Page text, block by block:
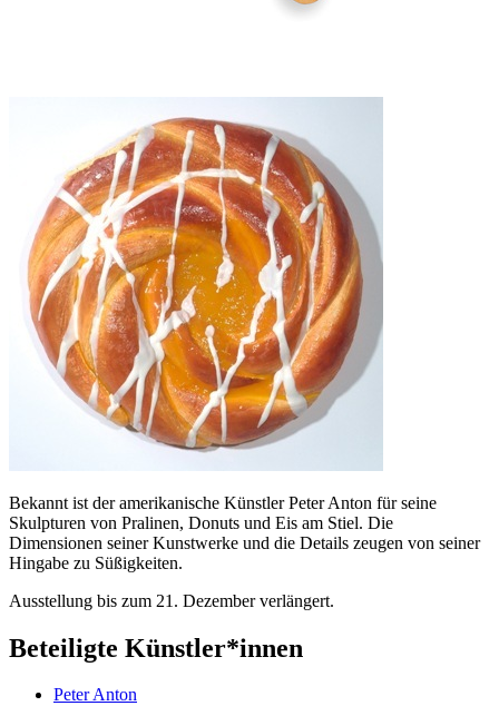
Bekannt ist der amerikanische Künstler Peter Anton für seine
Skulpturen von Pralinen, Donuts und Eis am Stiel. Die
Dimensionen seiner Kunstwerke und die Details zeugen von seiner
Hingabe zu Süßigkeiten.
Ausstellung bis zum 21. Dezember verlängert.
Beteiligte Künstler*innen
Peter Anton